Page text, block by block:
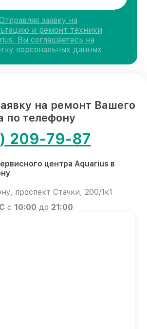
заявку на
и ремонт техники
Вы соглашаетесь на
персональных данных
на ремонт Вашего
по телефону
209-79-87
центра Aquarius в
проспект Стачки, 200/1к1
с 10:00 до 21:00